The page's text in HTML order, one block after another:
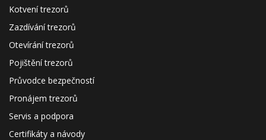
Kotvení trezorů
Zazdívání trezorů
Otevírání trezorů
Pojištění trezorů
Průvodce bezpečností
Pronájem trezorů
Servis a podpora
Certifikáty a návody